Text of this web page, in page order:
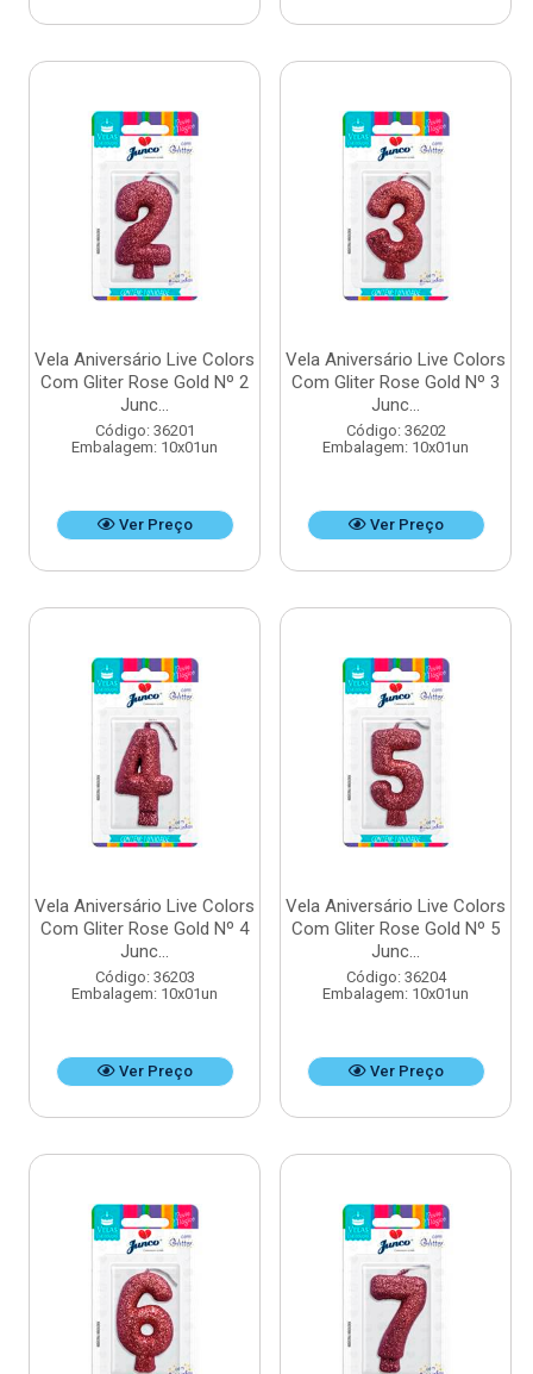
Vela Aniversário Live Colors
Com Gliter Rose Gold Nº 2
Junc...
Código: 36201
Embalagem: 10x01un
Ver Preço
Vela Aniversário Live Colors
Com Gliter Rose Gold Nº 3
Junc...
Código: 36202
Embalagem: 10x01un
Ver Preço
Vela Aniversário Live Colors
Com Gliter Rose Gold Nº 4
Junc...
Código: 36203
Embalagem: 10x01un
Ver Preço
Vela Aniversário Live Colors
Com Gliter Rose Gold Nº 5
Junc...
Código: 36204
Embalagem: 10x01un
Ver Preço